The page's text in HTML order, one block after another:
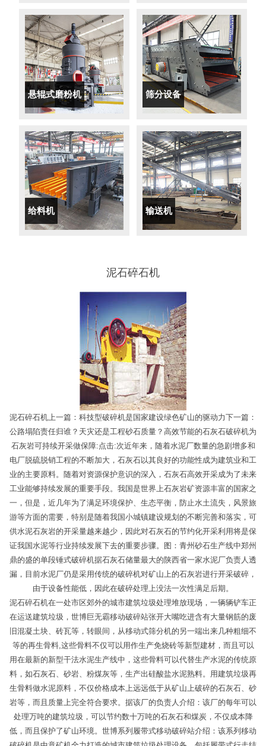
悬辊式磨粉机 筛分设备
给料机 输送机
泥石碎石机
泥石碎石机上一篇：科技型破碎机是国家建设绿色矿山的驱动力下一篇：
公路塌陷责任归谁？天灾还是工程砂石质量？高效节能的石灰石破碎机为
石灰岩可持续开采做保障:点击:次近年来，随着水泥厂数量的急剧增多和
电厂脱硫脱销工程的不断加大，石灰石以其良好的功能性成为建筑业和工
业的主要原料。随着对资源保护意识的深入，石灰石高效开采成为了未来
工业能够持续发展的重要手段。我国是世界上石灰岩矿资源丰富的国家之
一，但是，近几年为了满足环境保护、生态平衡，防止水土流失，风景旅
游等方面的需要，特别是随着我国小城镇建设规划的不断完善和落实，可
供水泥石灰岩的开采量越来越少，因此对石灰石的节约化开采利用将是保
证我国水泥等行业持续发展下去的重要步骤。图：青州砂石生产线中郑州
鼎的盛的单段锤式破碎机据石灰石储量最大的陕西省一家水泥厂负责人透
漏，目前水泥厂仍是采用传统的破碎机对矿山上的石灰岩进行开采破碎，
由于设备性能低，因此在破碎处理上没法一次性满足后期。
泥石碎石机在一处市区郊外的城市建筑垃圾处理堆放现场，一辆辆铲车正
在运送建筑垃圾，世博巨无霸移动破碎站张开大嘴吃进含有大量钢筋的废
旧混凝土块、砖瓦等，转眼间，从移动式筛分机的另一端出来几种粗细不
等的再生骨料,这些骨料不仅可以用作生产免烧砖等新型建材，而且可以
用在最新的新型干法水泥生产线中，这些骨料可以代替生产水泥的传统原
料，如石灰石、砂岩、粉煤灰等，生产出硅酸盐水泥熟料。用建筑垃圾再
生骨料做水泥原料，不仅价格成本上远远低于从矿山上破碎的石灰石、砂
岩等，而且质量上完全符合要求。据该厂的负责人介绍：该厂的每年可以
处理万吨的建筑垃圾，可以节约数十万吨的石灰石和煤炭，不仅成本降
低，而且保护了矿山环境。世博系列履带式移动破碎站介绍：该系列移动